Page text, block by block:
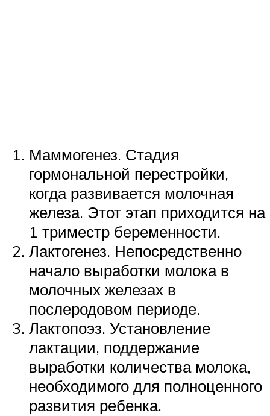
Маммогенез. Стадия
гормональной перестройки,
когда развивается молочная
железа. Этот этап приходится на
1 триместр беременности.
Лактогенез. Непосредственно
начало выработки молока в
молочных железах в
послеродовом периоде.
Лактопоэз. Установление
лактации, поддержание
выработки количества молока,
необходимого для полноценного
развития ребенка.